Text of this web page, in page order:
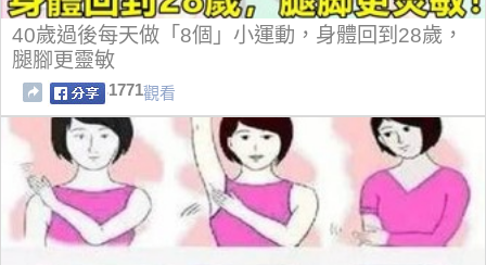
40歲過後每天做「8個」小運動，身體回到28歲，
腿腳更靈敏
1771觀看